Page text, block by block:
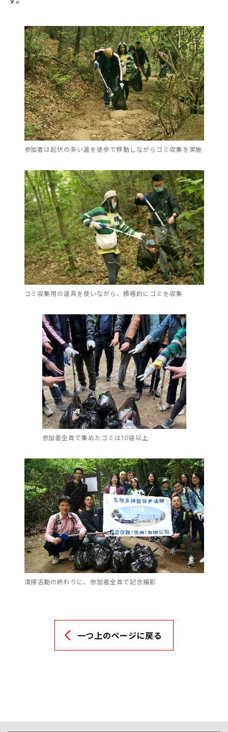
参加者は起伏の多い道を徒歩で移動しながらゴミ収集を実施
ゴミ収集用の道具を使いながら、積極的にゴミを収集
参加者全員で集めたゴミは10袋以上
清掃活動の終わりに、参加者全員で記念撮影
一つ上のページに戻る